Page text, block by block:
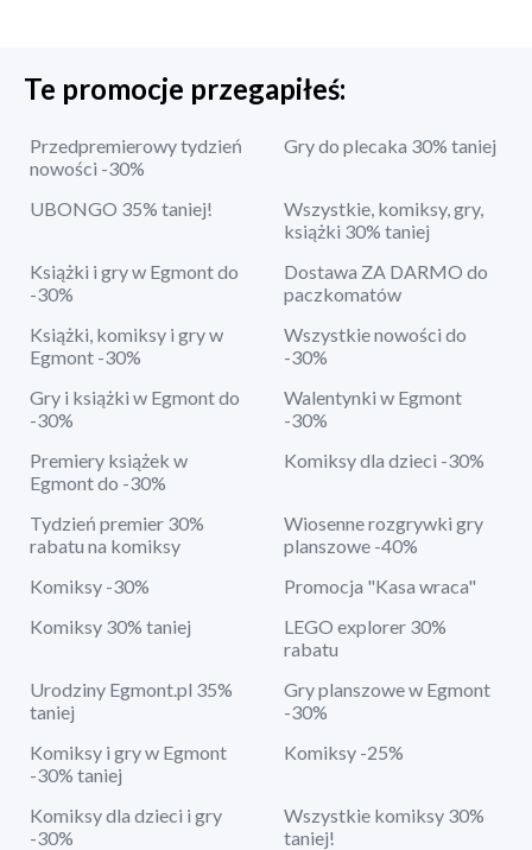
Te promocje przegapiłeś:
Przedpremierowy tydzień
nowości -30%
Gry do plecaka 30% taniej
UBONGO 35% taniej!
Wszystkie, komiksy, gry,
książki 30% taniej
Książki i gry w Egmont do
-30%
Dostawa ZA DARMO do
paczkomatów
Książki, komiksy i gry w
Egmont -30%
Wszystkie nowości do
-30%
Gry i książki w Egmont do
-30%
Walentynki w Egmont
-30%
Premiery książek w
Egmont do -30%
Komiksy dla dzieci -30%
Tydzień premier 30%
rabatu na komiksy
Wiosenne rozgrywki gry
planszowe -40%
Komiksy -30%
Promocja "Kasa wraca"
Komiksy 30% taniej
LEGO explorer 30%
rabatu
Urodziny Egmont.pl 35%
taniej
Gry planszowe w Egmont
-30%
Komiksy i gry w Egmont
-30% taniej
Komiksy -25%
Komiksy dla dzieci i gry
-30%
Wszystkie komiksy 30%
taniej!